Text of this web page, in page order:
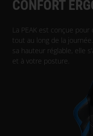
CONFORT
La PEAK est conçue
tout au long de la
sa hauteur réglable, elle
et à votre posture.